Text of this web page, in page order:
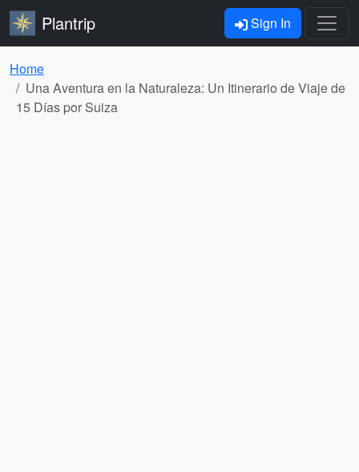
Plantrip Sign In
Home
Una Aventura en la Naturaleza: Un Itinerario de Viaje de
15 Días por Suiza